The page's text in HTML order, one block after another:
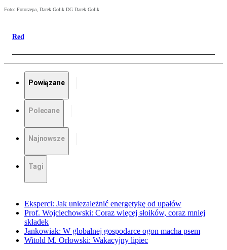
Foto: Fotorzepa, Darek Golik DG Darek Golik
Red
Powiązane
Polecane
Najnowsze
Tagi
Eksperci: Jak uniezależnić energetykę od upałów
Prof. Wojciechowski: Coraz więcej słoików, coraz mniej
składek
Jankowiak: W globalnej gospodarce ogon macha psem
Witold M. Orłowski: Wakacyjny lipiec